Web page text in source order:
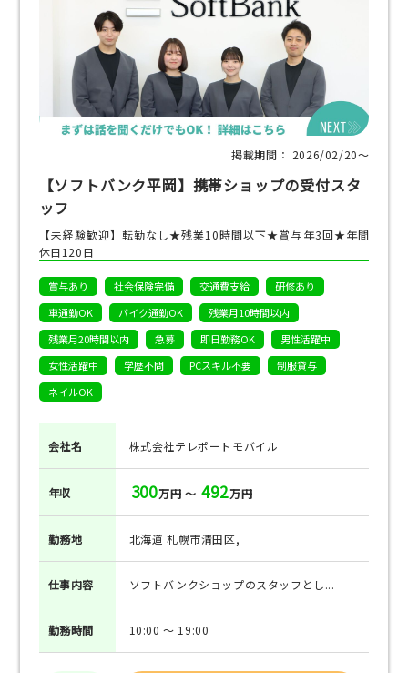
掲載期間： 2026/02/20〜
【ソフトバンク平岡】携帯ショップの受付スタ
ッフ
【未経験歓迎】転勤なし★残業10時間以下★賞与年3回★年間
休日120日
賞与あり 社会保険完備 交通費支給
研修あり
車通勤OK
バイク通勤OK
残業月10時間以内
残業月20時間以内
急募 即日勤務OK
男性活躍中
女性活躍中
学歴不問 PCスキル不要
制服貸与
ネイルOK
会社名 株式会社テレポートモバイル
年収 300万円 ～ 492万円
勤務地 北海道 札幌市清田区,
仕事内容 ソフトバンクショップのスタッフとし...
勤務時間 10:00 ～ 19:00